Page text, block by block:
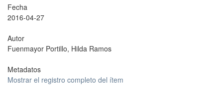
Fecha
2016-04-27
Autor
Fuenmayor Portillo, Hilda Ramos
Metadatos
Mostrar el registro completo del ítem